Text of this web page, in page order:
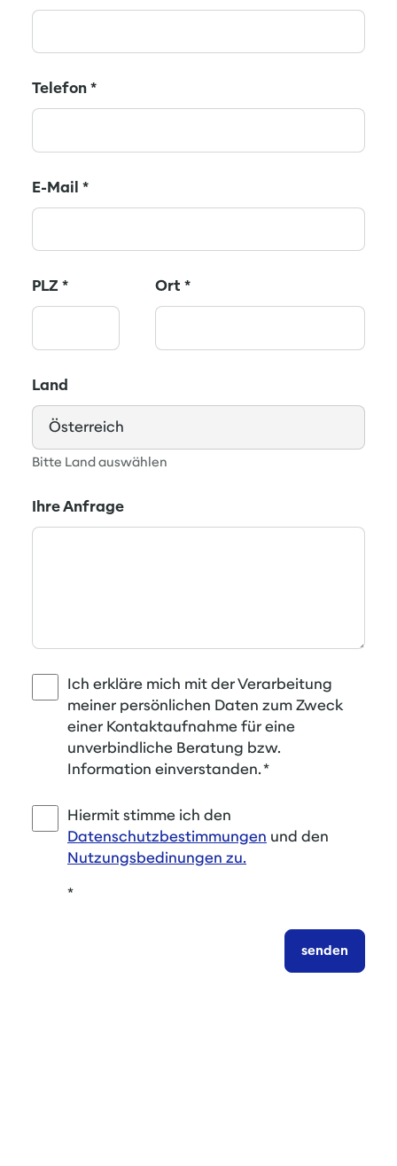
Telefon*
E-Mail *
PLZ * Ort *
Land
Bitte Land auswählen
Ihre Anfrage
Ich erkläre mich mit der Verarbeitung
meiner persönlichen Daten zum Zweck
einer Kontaktaufnahme für eine
unverbindliche Beratung bzw.
Information einverstanden.*
Hiermit stimme ich den
Datenschutzbestimmungen und den
Nutzungsbedinungen zu.
*
senden